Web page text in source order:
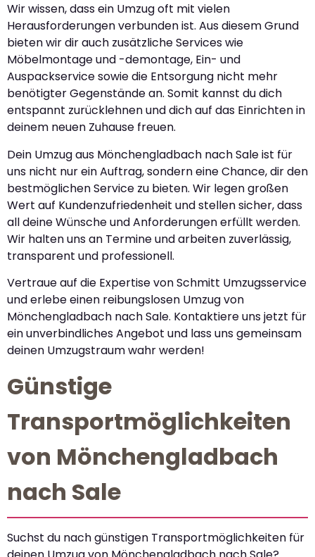
Wir wissen, dass ein Umzug oft mit vielen
Herausforderungen verbunden ist. Aus diesem Grund
bieten wir dir auch zusätzliche Services wie
Möbelmontage und -demontage, Ein- und
Auspackservice sowie die Entsorgung nicht mehr
benötigter Gegenstände an. Somit kannst du dich
entspannt zurücklehnen und dich auf das Einrichten in
deinem neuen Zuhause freuen.
Dein Umzug aus Mönchengladbach nach Sale ist für
uns nicht nur ein Auftrag, sondern eine Chance, dir den
bestmöglichen Service zu bieten. Wir legen großen
Wert auf Kundenzufriedenheit und stellen sicher, dass
all deine Wünsche und Anforderungen erfüllt werden.
Wir halten uns an Termine und arbeiten zuverlässig,
transparent und professionell.
Vertraue auf die Expertise von Schmitt Umzugsservice
und erlebe einen reibungslosen Umzug von
Mönchengladbach nach Sale. Kontaktiere uns jetzt für
ein unverbindliches Angebot und lass uns gemeinsam
deinen Umzugstraum wahr werden!
Günstige
Transportmöglichkeiten
von Mönchengladbach
nach Sale
Suchst du nach günstigen Transportmöglichkeiten für